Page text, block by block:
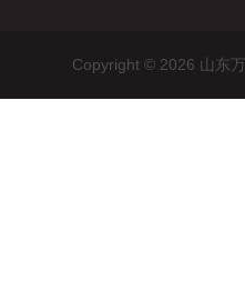
Copyright © 2026 山东